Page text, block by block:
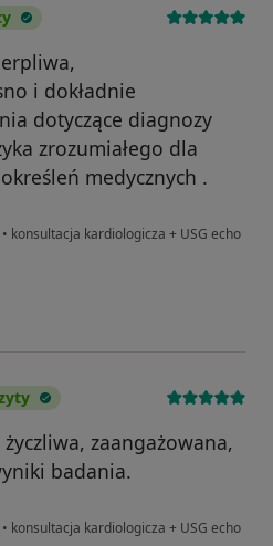
i dokładnie
dotyczące diagnozy
zrozumiałego dla
medycznych .
• konsultacja kardiologicza + USG echo
zaangażowana,
badania.
• konsultacja kardiologicza + USG echo